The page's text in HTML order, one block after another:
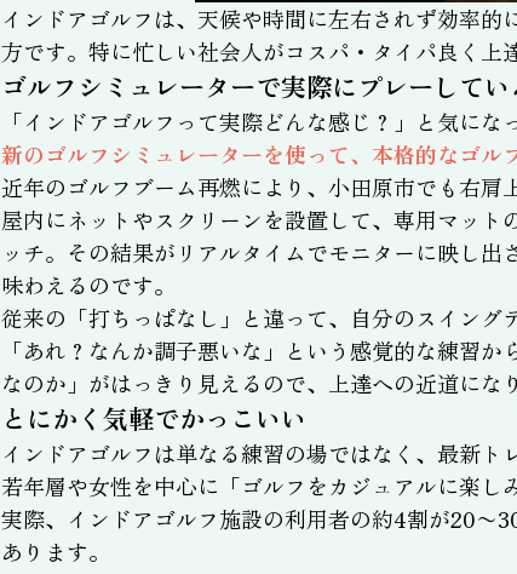
インドアゴルフは、天候や時間に左右されず効率
方です。特に忙しい社会人がコスパ・タイパ良く
ゴルフシミュレーターで実際にプレーして
「インドアゴルフって実際どんな感じ？」と気に
新のゴルフシミュレーターを使って、本格的なゴル
近年のゴルフブーム再燃により、小田原市でも右肩
屋内にネットやスクリーンを設置して、専用マッ
ッチ。その結果がリアルタイムでモニターに映し
味わえるのです。
従来の「打ちっぱなし」と違って、自分のスイン
「あれ？なんか調子悪いな」という感覚的な練習
なのか」がはっきり見えるので、上達への近道にな
とにかく気軽でかっこいい
インドアゴルフは単なる練習の場ではなく、最新
若年層や女性を中心に「ゴルフをカジュアルに楽
実際、インドアゴルフ施設の利用者の約4割が20〜
あります。